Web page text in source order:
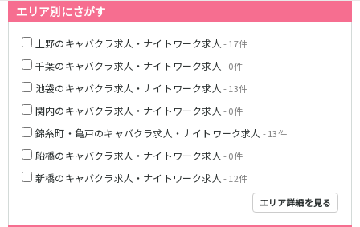
エリア別にさがす
上野のキャバクラ求人・ナイトワーク求人 - 17件
千葉のキャバクラ求人・ナイトワーク求人 - 0件
池袋のキャバクラ求人・ナイトワーク求人 - 13件
関内のキャバクラ求人・ナイトワーク求人 - 0件
錦糸町・亀戸のキャバクラ求人・ナイトワーク求人 - 13件
船橋のキャバクラ求人・ナイトワーク求人 - 0件
新橋のキャバクラ求人・ナイトワーク求人 - 12件
エリア詳細を見る
神楽坂駅
JR湘南新宿ライン
赤羽駅
横浜駅
恵比寿駅
渋谷駅
武蔵小杉駅
浦和駅
大船駅
戸塚駅
東戸塚駅